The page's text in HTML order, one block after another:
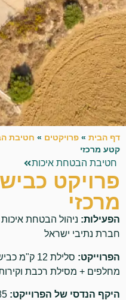
דף הבית » פרויקטים » חטיבת
קטע מרכזי
חטיבת הבטחת איכות
מרכזי
הפעילות:
חברת נתיבי ישראל
הפרוייקט:
מחלפים + מסילת רכבת
היקף הנדסי של הפרוייקט: